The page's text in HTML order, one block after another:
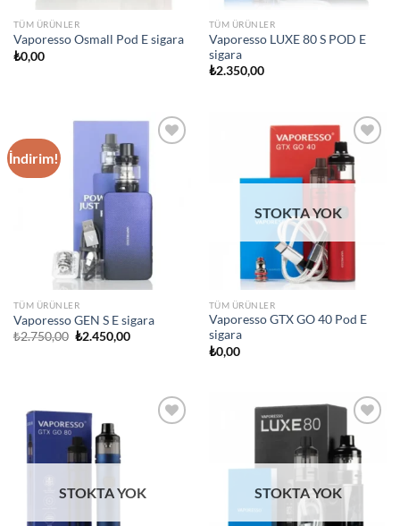
TÜM ÜRÜNLER
Vaporesso Osmall Pod E sigara
₺0,00
TÜM ÜRÜNLER
Vaporesso LUXE 80 S POD E
sigara
₺2.350,00
İndirim!
TÜM ÜRÜNLER
Vaporesso GEN S E sigara
₺2.750,00 Orijinal
₺2.450,00Şu
Add to
wishlist
STOKTA YOK
TÜM ÜRÜNLER
Vaporesso GTX GO 40 Pod E
sigara
₺0,00
STOKTA YOK
Add to
wishlist
STOKTA YOK